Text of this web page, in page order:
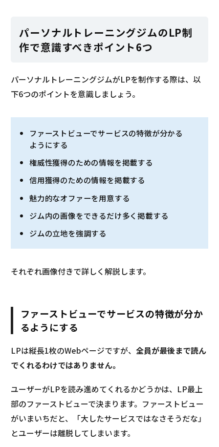
パーソナルトレーニングジムのLP制
作で意識すべきポイント6つ
パーソナルトレーニングジムがLPを制作する際は、以
下6つのポイントを意識しましょう。
ファーストビューでサービスの特徴が分かる
ようにする
権威性獲得のための情報を掲載する
信用獲得のための情報を掲載する
魅力的なオファーを用意する
ジム内の画像をできるだけ多く掲載する
ジムの立地を強調する
それぞれ画像付きで詳しく解説します。
ファーストビューでサービスの特徴が分か
るようにする
LPは縦長1枚のWebページですが、全員が最後まで読ん
でくれるわけではありません。
ユーザーがLPを読み進めてくれるかどうかは、LP最上
部のファーストビューで決まります。ファーストビュー
がいまいちだと、「大したサービスではなさそうだな」
とユーザーは離脱してしまいます。